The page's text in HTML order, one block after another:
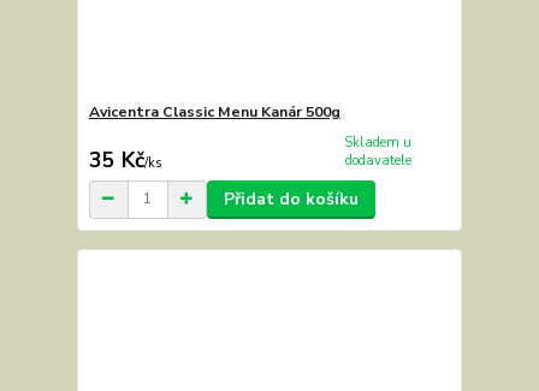
Avicentra Classic Menu Kanár 500g
35 Kč/ks
Skladem u
dodavatele
Přidat do košíku